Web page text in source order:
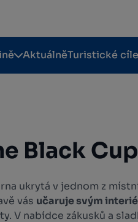
AktuálněTuristické cíle
Black
ukrytá v jednom z
vás učaruje svým
V nabídce zákusků a